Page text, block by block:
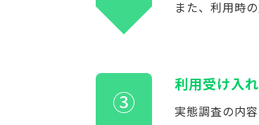
また、利用時
③
利用受け入
実態調査の内